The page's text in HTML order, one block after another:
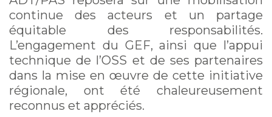
continue des acteurs et un partage
équitable des responsabilités.
L’engagement du GEF, ainsi que l’appui
technique de l’OSS et de ses partenaires
dans la mise en œuvre de cette initiative
régionale, ont été chaleureusement
reconnus et appréciés.